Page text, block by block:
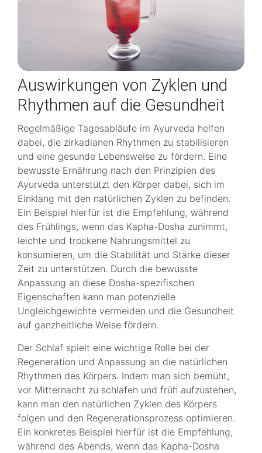
Auswirkungen von Zyklen und
Rhythmen auf die Gesundheit
Regelmäßige Tagesabläufe im Ayurveda helfen
dabei, die zirkadianen Rhythmen zu stabilisieren
und eine gesunde Lebensweise zu fördern. Eine
bewusste Ernährung nach den Prinzipien des
Ayurveda unterstützt den Körper dabei, sich im
Einklang mit den natürlichen Zyklen zu befinden.
Ein Beispiel hierfür ist die Empfehlung, während
des Frühlings, wenn das Kapha-Dosha zunimmt,
leichte und trockene Nahrungsmittel zu
konsumieren, um die Stabilität und Stärke dieser
Zeit zu unterstützen. Durch die bewusste
Anpassung an diese Dosha-spezifischen
Eigenschaften kann man potenzielle
Ungleichgewichte vermeiden und die Gesundheit
auf ganzheitliche Weise fördern.
Der Schlaf spielt eine wichtige Rolle bei der
Regeneration und Anpassung an die natürlichen
Rhythmen des Körpers. Indem man sich bemüht,
vor Mitternacht zu schlafen und früh aufzustehen,
kann man den natürlichen Zyklen des Körpers
folgen und den Regenerationsprozess optimieren.
Ein konkretes Beispiel hierfür ist die Empfehlung,
während des Abends, wenn das Kapha-Dosha